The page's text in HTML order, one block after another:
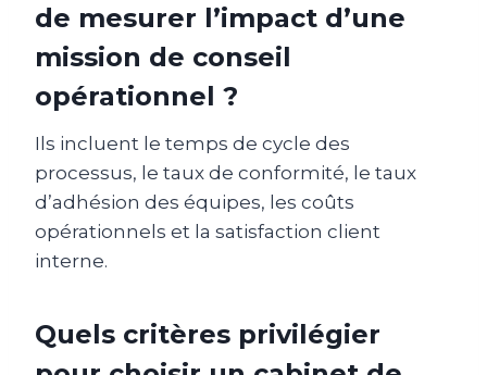
de mesurer l’impact d’une
mission de conseil
opérationnel ?
Ils incluent le temps de cycle des
processus, le taux de conformité, le taux
d’adhésion des équipes, les coûts
opérationnels et la satisfaction client
interne.
Quels critères privilégier